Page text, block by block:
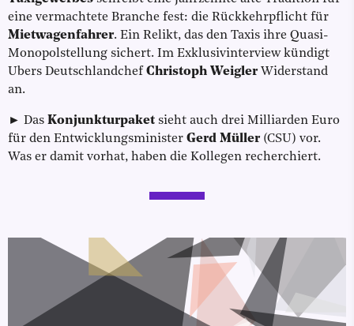
eine vermachtete Branche fest: die Rückkehrpflicht für
Mietwagenfahrer. Ein Relikt, das den Taxis ihre Quasi-
Monopolstellung sichert. Im Exklusivinterview kündigt
Ubers Deutschlandchef Christoph WeiglerWiderstand
an.
► Das Konjunkturpaket sieht auch drei Milliarden Euro
für den Entwicklungsminister Gerd Müller (CSU) vor.
Was er damit vorhat, haben die Kollegen recherchiert.